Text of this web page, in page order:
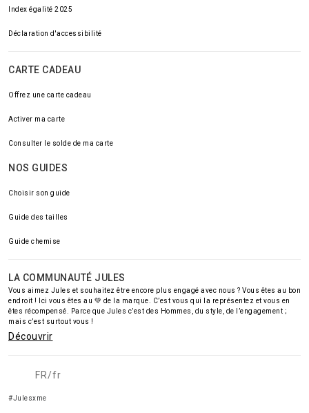
Index égalité 2025
Déclaration d'accessibilité
CARTE CADEAU
Offrez une carte cadeau
Activer ma carte
Consulter le solde de ma carte
NOS GUIDES
Choisir son guide
Guide des tailles
Guide chemise
LA COMMUNAUTÉ JULES
Vous aimez Jules et souhaitez être encore plus engagé avec nous ? Vous êtes au bon
endroit ! Ici vous êtes au 💚 de la marque. C’est vous qui la représentez et vous en
êtes récompensé. Parce que Jules c’est des Hommes, du style, de l’engagement ;
mais c’est surtout vous !
Découvrir
FR/fr
#Julesxme